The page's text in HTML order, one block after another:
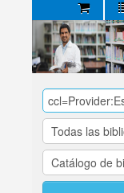
Biblioteca
Central
EsSalud